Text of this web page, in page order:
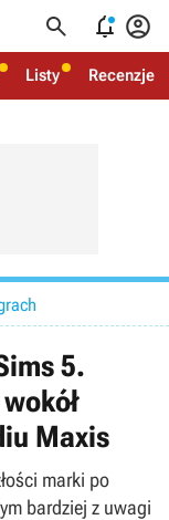
  
Listy Recenzje
5.
Maxis
marki po
bardziej z uwagi